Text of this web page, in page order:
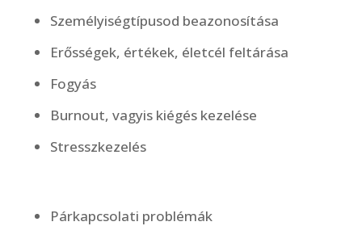
Személyiségtípusod beazonosítása
Erősségek, értékek, életcél feltárása
Fogyás
Burnout, vagyis kiégés kezelése
Stresszkezelés
Párkapcsolati problémák